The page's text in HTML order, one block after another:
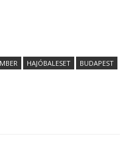
HAJÓBALESET
BUDAPEST